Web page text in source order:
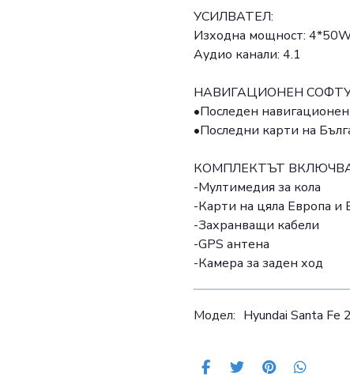
УСИЛВАТЕЛ:
Изходна мощност:
Аудио канали: 4.1
НАВИГАЦИОНЕН
•Последен
•Последни карти на
КОМПЛЕКТЪТ
-Мултимедия за кола
-Карти на цяла Европа и
-Захранващи кабели
-GPS антена
-Камера за заден ход
Модел: Hyundai Santa